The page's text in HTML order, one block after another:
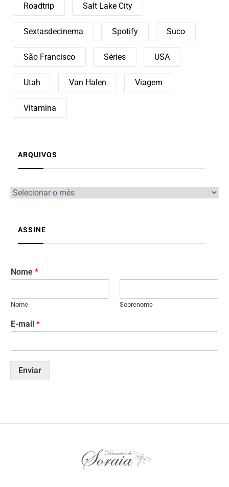
Roadtrip Salt Lake City
Sextasdecinema Spotify Suco
São Francisco Séries USA
Utah Van Halen Viagem
Vitamina
ARQUIVOS
ASSINE
Nome *
Nome Sobrenome
E-mail *
Enviar